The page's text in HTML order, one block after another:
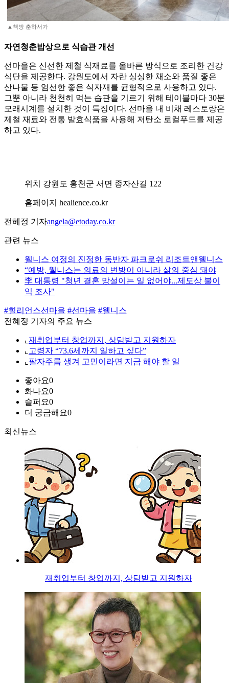
▲책방 춘하서가
자연청춘밥상으로 식습관 개선
선마을은 신선한 제철 식재료를 올바른 방식으로 조리한 건강
식단을 제공한다. 강원도에서 자란 싱싱한 채소와 품질 좋은
산나물 등 엄선한 좋은 식자재를 균형적으로 사용하고 있다.
그뿐 아니라 천천히 먹는 습관을 기르기 위해 테이블마다 30분
모래시계를 설치한 것이 특징이다. 선마을 내 비채 레스토랑은
제철 재료와 전통 발효식품을 사용해 저탄소 로컬푸드를 제공
하고 있다.
위치 강원도 홍천군 서면 종자산길 122
홈페이지 healience.co.kr
전혜정 기자angela@etoday.co.kr
관련 뉴스
웰니스 여정의 진정한 동반자 파크로쉬 리조트앤웰니스
“예방, 웰니스는 의료의 변방이 아니라 삶의 중심 돼야
李 대통령 "청년 결혼 망설이는 일 없어야...제도상 불이
익 조사"
#힐리언스선마을 #선마을 #웰니스
전혜정 기자의 주요 뉴스
⌞ 재취업부터 창업까지, 상담받고 지원하자
⌞ 고령자 “73.6세까지 일하고 싶다”
⌞ 팔자주름 생겨 고민이라면 지금 해야 할 일
좋아요0
화나요0
슬퍼요0
더 궁금해요0
최신뉴스
재취업부터 창업까지, 상담받고 지원하자